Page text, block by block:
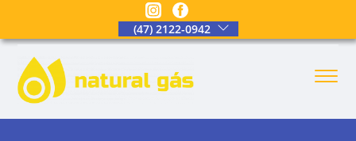
(47) 2122-0942